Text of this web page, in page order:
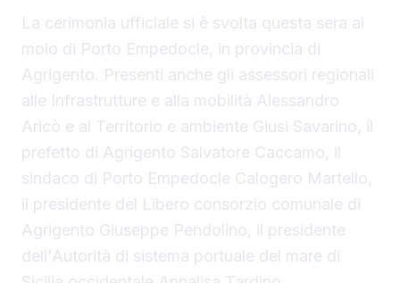
La cerimonia ufficiale si è svolta questa sera al
molo di Porto Empedocle, in provincia di
Agrigento. Presenti anche gli assessori regionali
alle Infrastrutture e alla mobilità Alessandro
Aricò e al Territorio e ambiente Giusi Savarino, il
prefetto di Agrigento Salvatore Caccamo, il
sindaco di Porto Empedocle Calogero Martello,
il presidente del Libero consorzio comunale di
Agrigento Giuseppe Pendolino, il presidente
dell'Autorità di sistema portuale del mare di